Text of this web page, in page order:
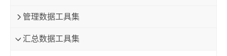
管理数据工具集
汇总数据工具集